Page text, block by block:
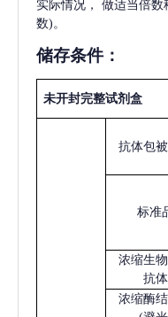
实际情况， 做适当倍数
数)。
储存条件：
未开封完整试剂盒
抗体包
标准
浓缩生
抗体
浓缩酶